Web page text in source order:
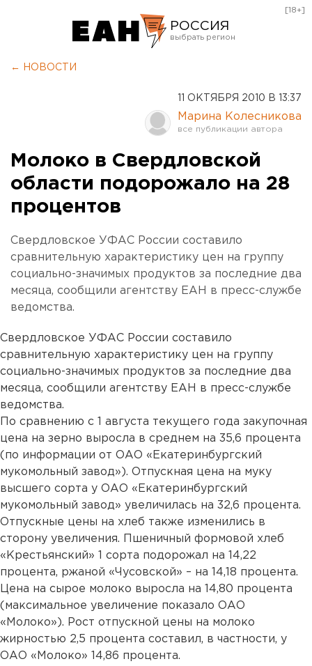
РОССИЯ
Оренбург
[18+]
← НОВОСТИ
11 ОКТЯБРЯ 2010 В 13:37
Марина Колесникова
Молоко в Свердловской
области подорожало на 28
процентов
Свердловское УФАС России составило
сравнительную характеристику цен на группу
социально-значимых продуктов за последние два
месяца, сообщили агентству ЕАН в пресс-службе
ведомства.
Свердловское УФАС России составило
сравнительную характеристику цен на группу
социально-значимых продуктов за последние два
месяца, сообщили агентству ЕАН в пресс-службе
ведомства.
По сравнению с 1 августа текущего года закупочная
цена на зерно выросла в среднем на 35,6 процента
(по информации от ОАО «Екатеринбургский
мукомольный завод»). Отпускная цена на муку
высшего сорта у ОАО «Екатеринбургский
мукомольный завод» увеличилась на 32,6 процента.
Отпускные цены на хлеб также изменились в
сторону увеличения. Пшеничный формовой хлеб
«Крестьянский» 1 сорта подорожал на 14,22
процента, ржаной «Чусовской» – на 14,18 процента.
Цена на сырое молоко выросла на 14,80 процента
(максимальное увеличение показало ОАО
«Молоко»). Рост отпускной цены на молоко
жирностью 2,5 процента составил, в частности, у
ОАО «Молоко» 14,86 процента.